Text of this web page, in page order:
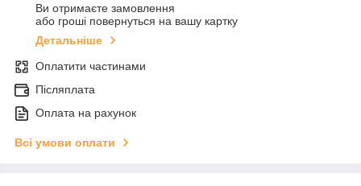
Ви отримаєте замовлення
або гроші повернуться на вашу картку
Детальніше
Оплатити частинами
Післяплата
Оплата на рахунок
Всі умови оплати